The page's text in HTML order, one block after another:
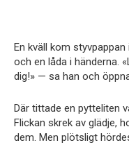
En kväll kom
och en låda i händerna.
dig!» — sa han och
Där tittade en pytteliten
Flickan skrek av glädje,
dem. Men plötsligt